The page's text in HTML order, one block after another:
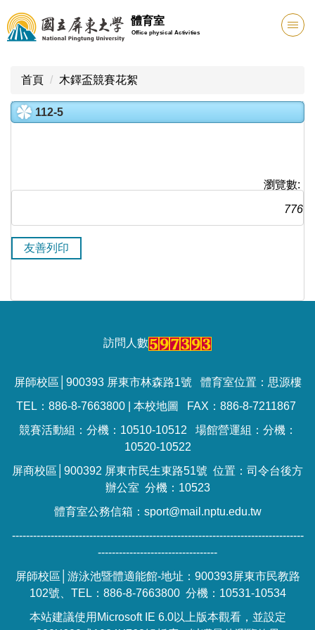
跳
到
主
區
體育室
Office physical Activities
首頁 木鐸盃競賽花絮
112-5
瀏覽數:
776
友善列印
訪問人數
屏師校區│900393 屏東市林森路1號 體育室位置：思源樓
TEL：886-8-7663800 | 本校地圖
FAX：886-8-7211867
競賽活動組：分機：10510-10512 場館營運組：分機：
10520-10522
屏商校區│900392 屏東市民生東路51號 位置：司令台後方
辦公室 分機：10523
體育室公務信箱：sport@mail.nptu.edu.tw
-----------------------------------------------------------------------------------
----------------------------------
屏師校區│游泳池暨體適能館-地址：900393屏東市民教路
102號、TEL：886-8-7663800 分機：10531-10534
本站建議使用Microsoft IE 6.0以上版本觀看，並設定